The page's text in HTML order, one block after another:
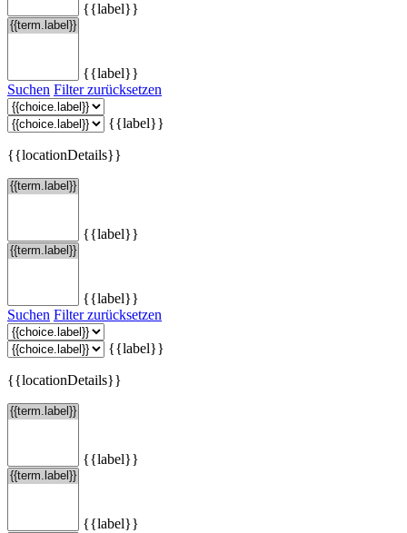
{{label}}
{{label}}
Suchen Filter zurücksetzen
{{label}}
{{locationDetails}}
{{label}}
{{label}}
Suchen Filter zurücksetzen
{{label}}
{{locationDetails}}
{{label}}
{{label}}